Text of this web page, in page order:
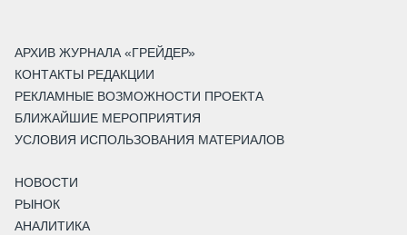
АРХИВ ЖУРНАЛА «ГРЕЙДЕР»
КОНТАКТЫ РЕДАКЦИИ
РЕКЛАМНЫЕ ВОЗМОЖНОСТИ ПРОЕКТА
БЛИЖАЙШИЕ МЕРОПРИЯТИЯ
УСЛОВИЯ ИСПОЛЬЗОВАНИЯ МАТЕРИАЛОВ
НОВОСТИ
РЫНОК
АНАЛИТИКА